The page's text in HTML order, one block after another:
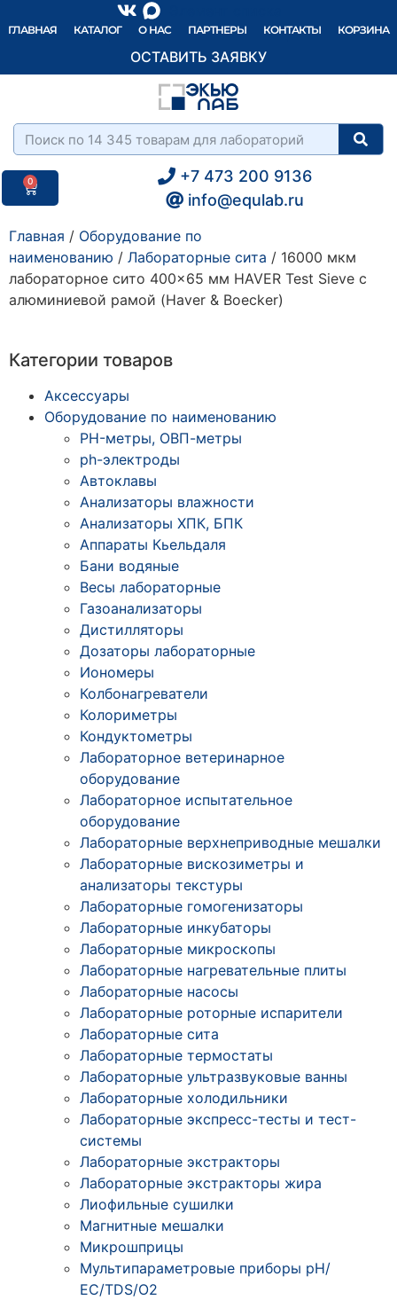
ГЛАВНАЯ КАТАЛОГ О НАС ПАРТНЕРЫ КОНТАКТЫ КОРЗИНА
ОСТАВИТЬ ЗАЯВКУ
0
+7 473 200 9136
info@equlab.ru
Главная / Оборудование по
наименованию / Лабораторные сита / 16000 мкм
лабораторное сито 400×65 мм HAVER Test Sieve с
алюминиевой рамой (Haver & Boecker)
Категории товаров
Аксессуары
Оборудование по наименованию
PH-метры, ОВП-метры
ph-электроды
Автоклавы
Анализаторы влажности
Анализаторы ХПК, БПК
Аппараты Кьельдаля
Бани водяные
Весы лабораторные
Газоанализаторы
Дистилляторы
Дозаторы лабораторные
Иономеры
Колбонагреватели
Колориметры
Кондуктометры
Лабораторное ветеринарное
оборудование
Лабораторное испытательное
оборудование
Лабораторные верхнеприводные мешалки
Лабораторные вискозиметры и
анализаторы текстуры
Лабораторные гомогенизаторы
Лабораторные инкубаторы
Лабораторные микроскопы
Лабораторные нагревательные плиты
Лабораторные насосы
Лабораторные роторные испарители
Лабораторные сита
Лабораторные термостаты
Лабораторные ультразвуковые ванны
Лабораторные холодильники
Лабораторные экспресс-тесты и тест-
системы
Лабораторные экстракторы
Лабораторные экстракторы жира
Лиофильные сушилки
Магнитные мешалки
Микрошприцы
Мультипараметровые приборы рН/
ЕС/TDS/О2